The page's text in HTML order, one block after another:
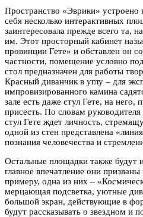
Пространство «Эврики» устроено
себя несколько интерактивных
заинтересовала прежде всего та,
им. Этот просторный кабинет
провинции Гете» и обставлен он
частности, помещение условно
стол предназначен для работы
Красный диванчик в углу – для
импровизированного камина
зале есть даже стул Гете, на него,
присесть. По словам
стул Гете ждет личность,
одной из стен представлена
познания человечества и
Остальные площадки также будут
главное впечатление они
примеру, одна из них –
мерцающая подсветка, уютные
большой экран, действующие в
будут рассказывать о звездном и